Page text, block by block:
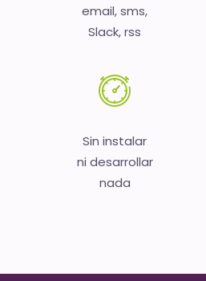
email, sms,
Slack, rss
Sin instalar
ni desarrollar
nada